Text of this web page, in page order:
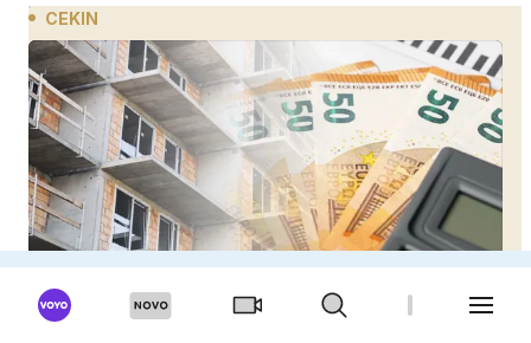
CEKIN
Mislite, da je milijon evrov dovolj za sanjsko
stanovanje? Te številke so šokirale Evropo